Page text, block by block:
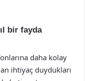
bir fayda
daha kolay
ihtiyaç duydukları